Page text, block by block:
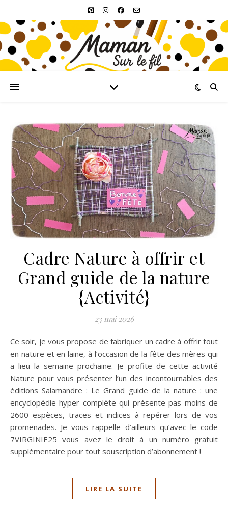
Cadre Nature à offrir et
Grand guide de la nature
{Activité}
23 mai 2026
Ce soir, je vous propose de fabriquer un cadre à offrir tout
en nature et en laine, à l’occasion de la fête des mères qui
a lieu la semaine prochaine. Je profite de cette activité
Nature pour vous présenter l’un des incontournables des
éditions Salamandre : Le Grand guide de la nature : une
encyclopédie hyper complète qui présente pas moins de
2600 espèces, traces et indices à repérer lors de vos
promenades. Je vous rappelle d’ailleurs qu’avec le code
7VIRGINIE25 vous avez le droit à un numéro gratuit
supplémentaire pour tout souscription d’abonnement !
LIRE LA SUITE